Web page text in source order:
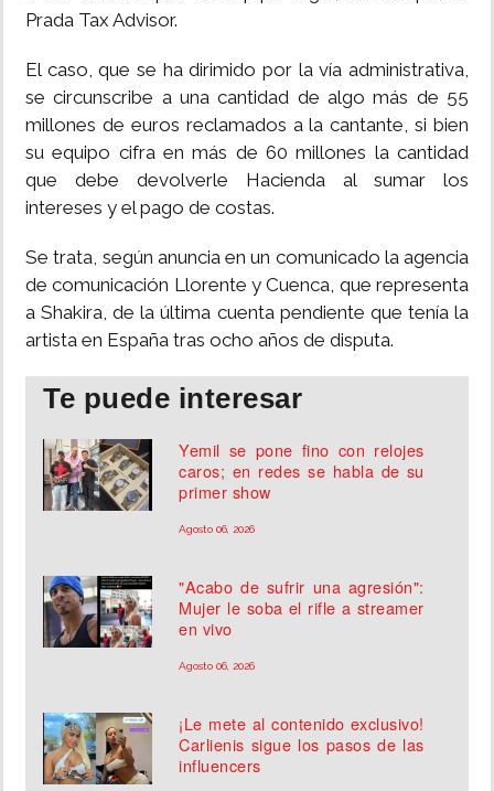
Prada Tax Advisor.
El caso, que se ha dirimido por la vía administrativa,
se circunscribe a una cantidad de algo más de 55
millones de euros reclamados a la cantante, si bien
su equipo cifra en más de 60 millones la cantidad
que debe devolverle Hacienda al sumar los
intereses y el pago de costas.
Se trata, según anuncia en un comunicado la agencia
de comunicación Llorente y Cuenca, que representa
a Shakira, de la última cuenta pendiente que tenía la
artista en España tras ocho años de disputa.
Te puede interesar
Yemil se pone fino con relojes
caros; en redes se habla de su
primer show
Agosto 06, 2026
"Acabo de sufrir una agresión":
Mujer le soba el rifle a streamer
en vivo
Agosto 06, 2026
¡Le mete al contenido exclusivo!
Carlienis sigue los pasos de las
influencers